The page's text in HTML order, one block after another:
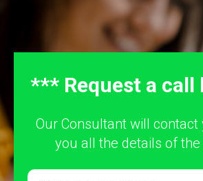
*** Request a call
Our Consultant will contact
you all the details of